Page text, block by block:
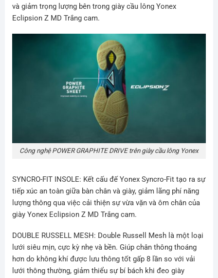
và giảm trọng lượng bên trong giày cầu lông Yonex
Eclipsion Z MD Trắng cam.
Công nghệ POWER GRAPHITE DRIVE trên giày cầu lông Yonex
SYNCRO-FIT INSOLE: Kết cấu đế Yonex Syncro-Fit tạo ra sự
tiếp xúc an toàn giữa bàn chân và giày, giảm lãng phí năng
lượng thông qua việc cải thiện sự vừa vặn và ôm chân của
giày Yonex Eclipsion Z MD Trắng cam.
DOUBLE RUSSELL MESH: Double Russell Mesh là một loại
lưới siêu mịn, cực kỳ nhẹ và bền. Giúp chân thông thoáng
hơn do không khí được lưu thông tốt gấp 8 lần so với vải
lưới thông thường, giảm thiểu sự bí bách khi đeo giày